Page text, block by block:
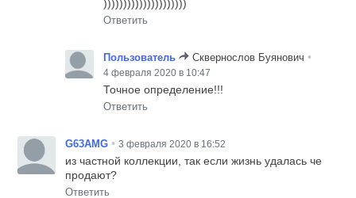
)))))))))))))))))))))
Ответить
Пользователь Сквернослов Буянович •
4 февраля 2020 в 10:47
Точное определение!!!
Ответить
G63AMG • 3 февраля 2020 в 16:52
из частной коллекции, так если жизнь удалась че
продают?
Ответить